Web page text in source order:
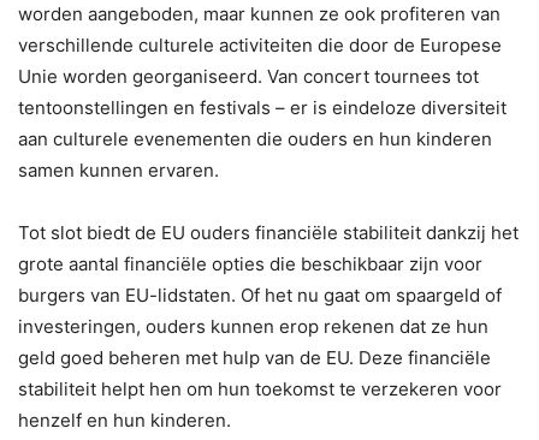
worden aangeboden, maar kunnen ze ook profiteren van
verschillende culturele activiteiten die door de Europese
Unie worden georganiseerd. Van concert tournees tot
tentoonstellingen en festivals – er is eindeloze diversiteit
aan culturele evenementen die ouders en hun kinderen
samen kunnen ervaren.
Tot slot biedt de EU ouders financiële stabiliteit dankzij het
grote aantal financiële opties die beschikbaar zijn voor
burgers van EU-lidstaten. Of het nu gaat om spaargeld of
investeringen, ouders kunnen erop rekenen dat ze hun
geld goed beheren met hulp van de EU. Deze financiële
stabiliteit helpt hen om hun toekomst te verzekeren voor
henzelf en hun kinderen.